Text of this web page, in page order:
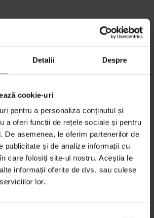
Detalii Despre
cookie-uri
pentru a personaliza conținutul și
a oferi funcții de rețele sociale și pentru
De asemenea, le oferim partenerilor de
publicitate și de analize informații cu
care folosiți site-ul nostru. Aceștia le
informații oferite de dvs. sau culese
lor.